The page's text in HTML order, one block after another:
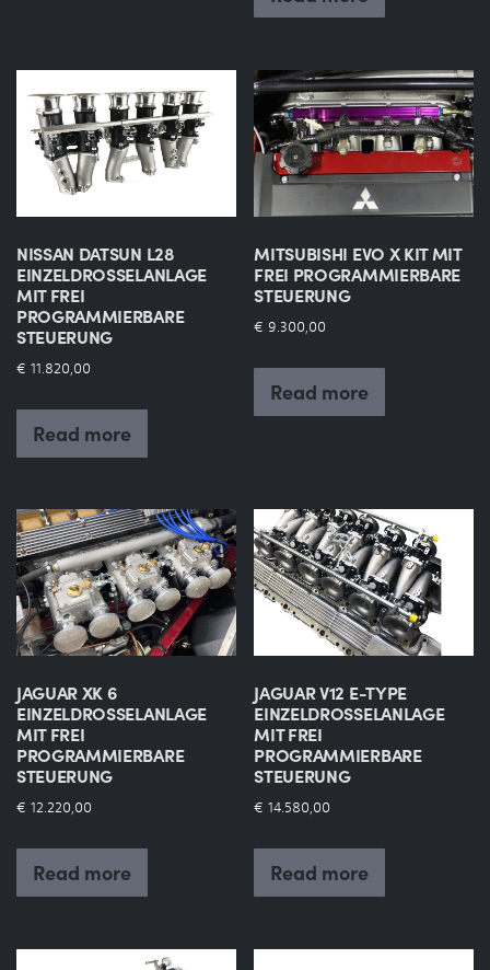
NISSAN DATSUN L28
EINZELDROSSELANLAGE
MIT FREI
PROGRAMMIERBARE
STEUERUNG
€ 11.820,00
Read more
MITSUBISHI EVO X KIT MIT
FREI PROGRAMMIERBARE
STEUERUNG
€ 9.300,00
Read more
JAGUAR XK 6
EINZELDROSSELANLAGE
MIT FREI
PROGRAMMIERBARE
STEUERUNG
€ 12.220,00
Read more
JAGUAR V12 E-TYPE
EINZELDROSSELANLAGE
MIT FREI
PROGRAMMIERBARE
STEUERUNG
€ 14.580,00
Read more